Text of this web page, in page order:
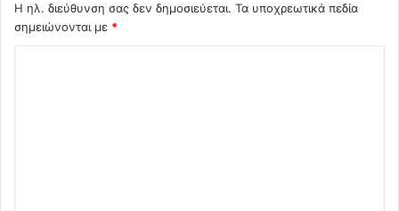
Η ηλ. διεύθυνση σας δεν δημοσιεύεται. Τα υποχρεωτικά πεδία
σημειώνονται με *